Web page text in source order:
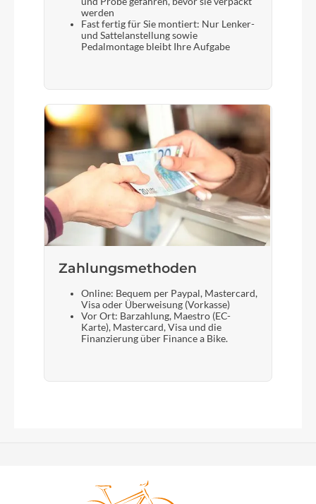
werden
Fast fertig für Sie montiert: Nur Lenker-
und Sattelanstellung sowie
Pedalmontage bleibt Ihre Aufgabe
Zahlungsmethoden
Online: Bequem per Paypal, Mastercard,
Visa oder Überweisung (Vorkasse)
Vor Ort: Barzahlung, Maestro (EC-
Karte), Mastercard, Visa und die
Finanzierung über Finance a Bike.